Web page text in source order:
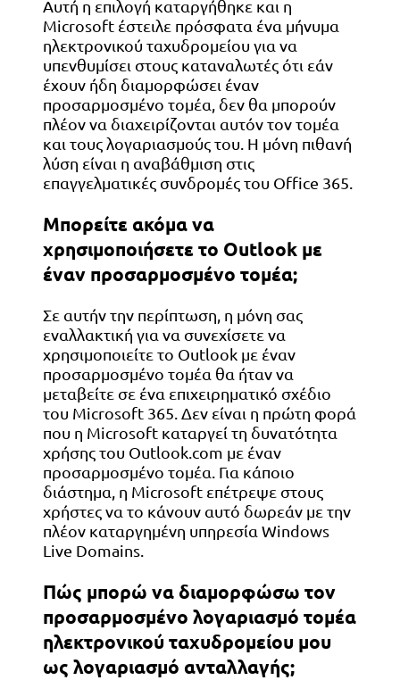
Αυτή η επιλογή καταργήθηκε και η
Microsoft έστειλε πρόσφατα ένα μήνυμα
ηλεκτρονικού ταχυδρομείου για να
υπενθυμίσει στους καταναλωτές ότι εάν
έχουν ήδη διαμορφώσει έναν
προσαρμοσμένο τομέα, δεν θα μπορούν
πλέον να διαχειρίζονται αυτόν τον τομέα
και τους λογαριασμούς του. Η μόνη πιθανή
λύση είναι η αναβάθμιση στις
επαγγελματικές συνδρομές του Office 365.
Μπορείτε ακόμα να
χρησιμοποιήσετε το Outlook με
έναν προσαρμοσμένο τομέα;
Σε αυτήν την περίπτωση, η μόνη σας
εναλλακτική για να συνεχίσετε να
χρησιμοποιείτε το Outlook με έναν
προσαρμοσμένο τομέα θα ήταν να
μεταβείτε σε ένα επιχειρηματικό σχέδιο
του Microsoft 365. Δεν είναι η πρώτη φορά
που η Microsoft καταργεί τη δυνατότητα
χρήσης του Outlook.com με έναν
προσαρμοσμένο τομέα. Για κάποιο
διάστημα, η Microsoft επέτρεψε στους
χρήστες να το κάνουν αυτό δωρεάν με την
πλέον καταργημένη υπηρεσία Windows
Live Domains.
Πώς μπορώ να διαμορφώσω τον
προσαρμοσμένο λογαριασμό τομέα
ηλεκτρονικού ταχυδρομείου μου
ως λογαριασμό ανταλλαγής;